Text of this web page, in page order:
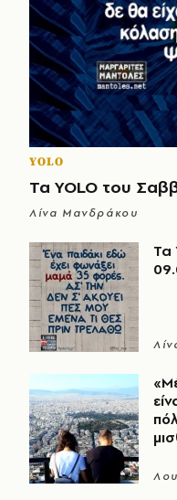
YOLO
Τα YOLO του
Λίνα Μανδράκου
Τα